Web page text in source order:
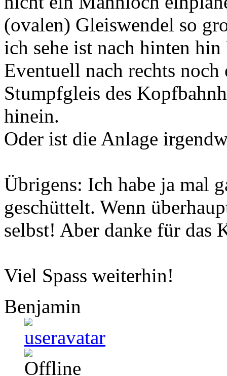
(ovalen) Gleiswendel so
ich sehe ist nach hinten
Eventuell nach rechts noch
Stumpfgleis des
hinein.
Oder ist die Anlage
Übrigens: Ich habe ja mal
geschüttelt. Wenn
selbst! Aber danke für das
Viel Spass weiterhin!
Benjamin